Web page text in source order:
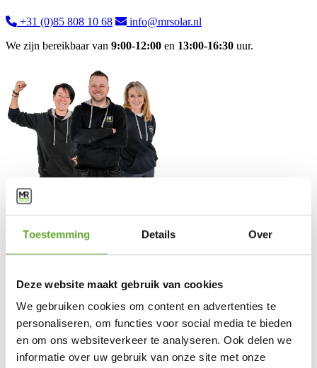
Toestemming Details Over
Deze website maakt gebruik van cookies
We gebruiken cookies om content en advertenties te
personaliseren, om functies voor social media te bieden
en om ons websiteverkeer te analyseren. Ook delen we
informatie over uw gebruik van onze site met onze
+31 (0)85 808 10 68
info@mrsolar.nl
We zijn bereikbaar van 9:00-12:00 en 13:00-16:30 uur.
Oplossingen
Industriële laadpalen
Industriële zonnepanelen
Klantendienst
FAQ
Wetgeving
Onderhoud & garantie
Vraag advies aan